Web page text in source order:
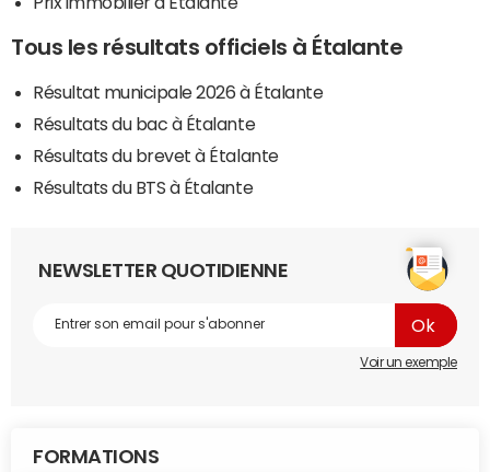
Tous les résultats officiels à Étalante
Résultat municipale 2026 à Étalante
Résultats du bac à Étalante
Résultats du brevet à Étalante
Résultats du BTS à Étalante
NEWSLETTER QUOTIDIENNE
Voir un exemple
FORMATIONS